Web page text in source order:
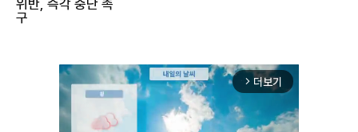
arrow_forward_ios 더보기